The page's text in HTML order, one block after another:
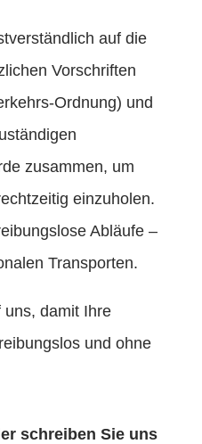
auf die
Vorschriften
Ordnung) und
zusammen, um
einzuholen.
Abläufe –
Transporten.
uns, damit Ihre
und ohne
schreiben Sie uns